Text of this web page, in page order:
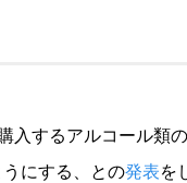
入するアルコール類
にする、との発表を